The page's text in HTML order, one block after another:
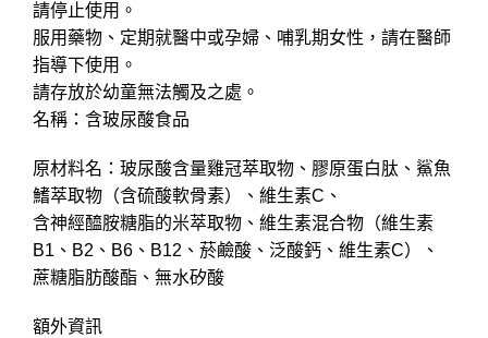
請停止使用。
服用藥物、定期就醫中或孕婦、哺乳期女性，請在醫師
指導下使用。
請存放於幼童無法觸及之處。
名稱：含玻尿酸食品
原材料名：玻尿酸含量雞冠萃取物、膠原蛋白肽、鯊魚
鰭萃取物（含硫酸軟骨素）、維生素C、
含神經醯胺糖脂的米萃取物、維生素混合物（維生素
B1、B2、B6、B12、菸鹼酸、泛酸鈣、維生素C）、
蔗糖脂肪酸酯、無水矽酸
額外資訊